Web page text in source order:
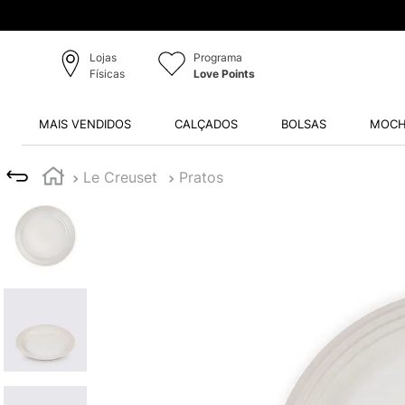
Lojas
Físicas
Programa
Love Points
MAIS VENDIDOS CALÇADOS BOLSAS
Le Creuset Pratos